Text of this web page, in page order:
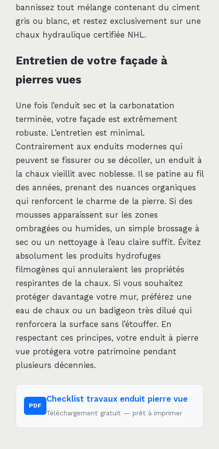
bannissez tout mélange contenant du ciment
gris ou blanc, et restez exclusivement sur une
chaux hydraulique certifiée NHL.
Entretien de votre façade à
pierres vues
Une fois l’enduit sec et la carbonatation
terminée, votre façade est extrêmement
robuste. L’entretien est minimal.
Contrairement aux enduits modernes qui
peuvent se fissurer ou se décoller, un enduit à
la chaux vieillit avec noblesse. Il se patine au fil
des années, prenant des nuances organiques
qui renforcent le charme de la pierre. Si des
mousses apparaissent sur les zones
ombragées ou humides, un simple brossage à
sec ou un nettoyage à l’eau claire suffit. Évitez
absolument les produits hydrofuges
filmogènes qui annuleraient les propriétés
respirantes de la chaux. Si vous souhaitez
protéger davantage votre mur, préférez une
eau de chaux ou un badigeon très dilué qui
renforcera la surface sans l’étouffer. En
respectant ces principes, votre enduit à pierre
vue protégera votre patrimoine pendant
plusieurs décennies.
PDF
Checklist travaux enduit pierre vue
Téléchargement gratuit — prêt à imprimer